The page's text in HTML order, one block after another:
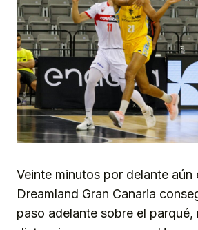
Veinte minutos por delante aún
Dreamland Gran Canaria
paso adelante sobre el parqué,